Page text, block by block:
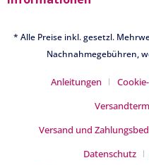
* Alle Preise inkl. gesetzl.
Nachnahmegebühren,
Anleitungen
Versand und
Datenschutz